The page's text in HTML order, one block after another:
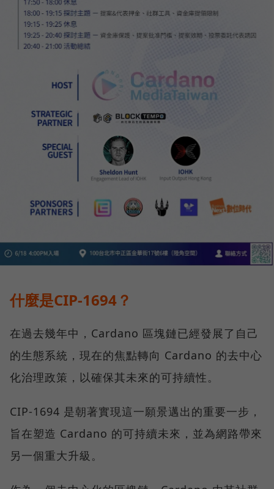
什麼是CIP-1694？
在過去幾年中，Cardano 區塊鏈已經發展了自己
的生態系統，現在的焦點轉向 Cardano 的去中心
化治理政策，以確保其未來的可持續性。
CIP-1694 是朝著實現這一願景邁出的重要一步，
旨在塑造 Cardano 的可持續未來，並為網路帶來
另一個重大升級。